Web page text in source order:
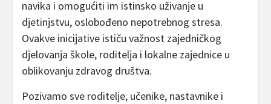
navika i omogućiti im istinsko uživanje u
djetinjstvu, oslobođeno nepotrebnog stresa.
Ovakve inicijative ističu važnost zajedničkog
djelovanja škole, roditelja i lokalne zajednice u
oblikovanju zdravog društva.
Pozivamo sve roditelje, učenike, nastavnike i